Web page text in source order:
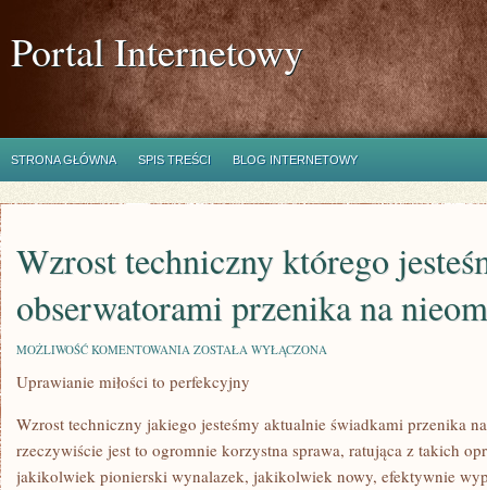
Portal Internetowy
STRONA GŁÓWNA SPIS TREŚCI BLOG INTERNETOWY
Wzrost techniczny którego
obserwatorami przenika na
MOŻLIWOŚĆ KOMENTOWANIA WZROST
KTÓREGO
JESTEŚMY
OBSERWATORAMI
PRZENIKA
NIEOMALŻE
ZOSTAŁA WYŁĄCZONA
Uprawianie miłości to perfekcyjny
Wzrost techniczny jakiego jesteśmy aktualnie świadkami przenika
rzeczywiście jest to ogromnie korzystna sprawa, ratująca z takich
jakikolwiek pionierski wynalazek, jakikolwiek nowy, efektywnie